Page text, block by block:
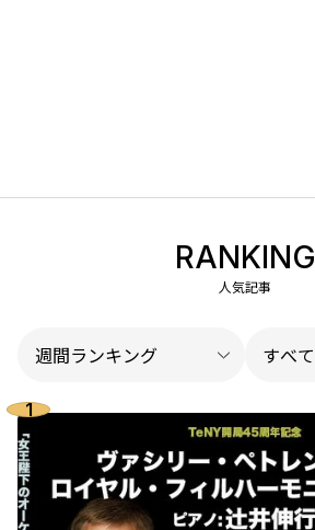
RANKING
人気記事